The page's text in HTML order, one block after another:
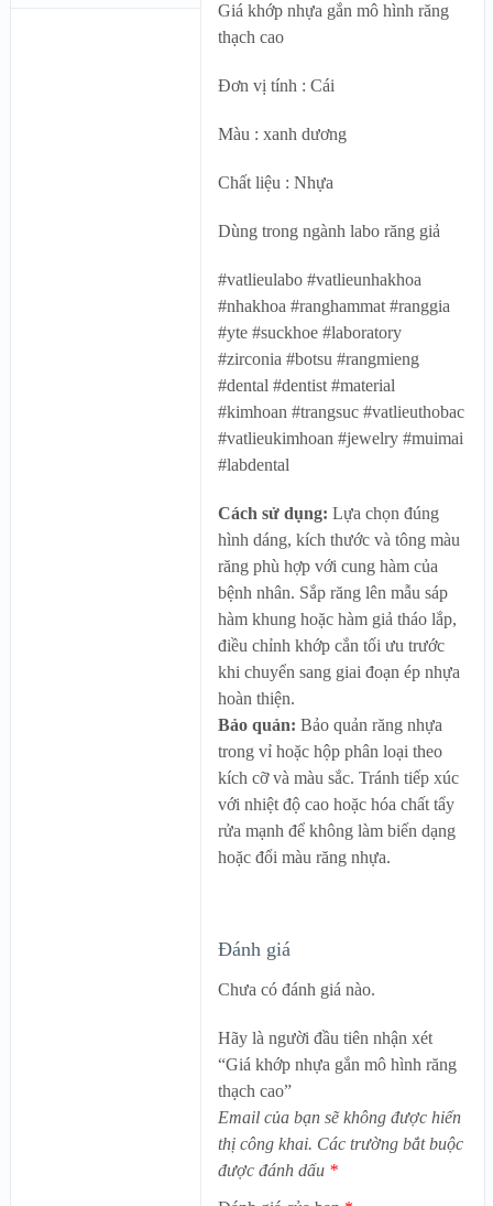
Giá khớp nhựa gắn mô hình răng
thạch cao
Đơn vị tính : Cái
Màu : xanh dương
Chất liệu : Nhựa
Dùng trong ngành labo răng giả
#vatlieulabo #vatlieunhakhoa
#nhakhoa #ranghammat #ranggia
#yte #suckhoe #laboratory
#zirconia #botsu #rangmieng
#dental #dentist #material
#kimhoan #trangsuc #vatlieuthobac
#vatlieukimhoan #jewelry #muimai
#labdental
Cách sử dụng: Lựa chọn đúng
hình dáng, kích thước và tông màu
răng phù hợp với cung hàm của
bệnh nhân. Sắp răng lên mẫu sáp
hàm khung hoặc hàm giả tháo lắp,
điều chỉnh khớp cắn tối ưu trước
khi chuyển sang giai đoạn ép nhựa
hoàn thiện.
Bảo quản: Bảo quản răng nhựa
trong vỉ hoặc hộp phân loại theo
kích cỡ và màu sắc. Tránh tiếp xúc
với nhiệt độ cao hoặc hóa chất tẩy
rửa mạnh để không làm biến dạng
hoặc đổi màu răng nhựa.
Đánh giá
Chưa có đánh giá nào.
Hãy là người đầu tiên nhận xét
“Giá khớp nhựa gắn mô hình răng
thạch cao”
Email của bạn sẽ không được hiển
thị công khai. Các trường bắt buộc
được đánh dấu *